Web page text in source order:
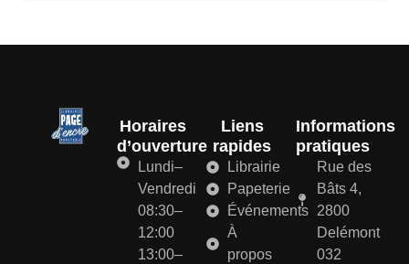
Horaires
d’ouverture
Lundi–
Vendredi
08:30–
12:00
13:00–
Liens
rapides
Librairie
Papeterie
Événements
À
propos
Informations
pratiques
Rue des
Bâts 4,
2800
Delémont
032